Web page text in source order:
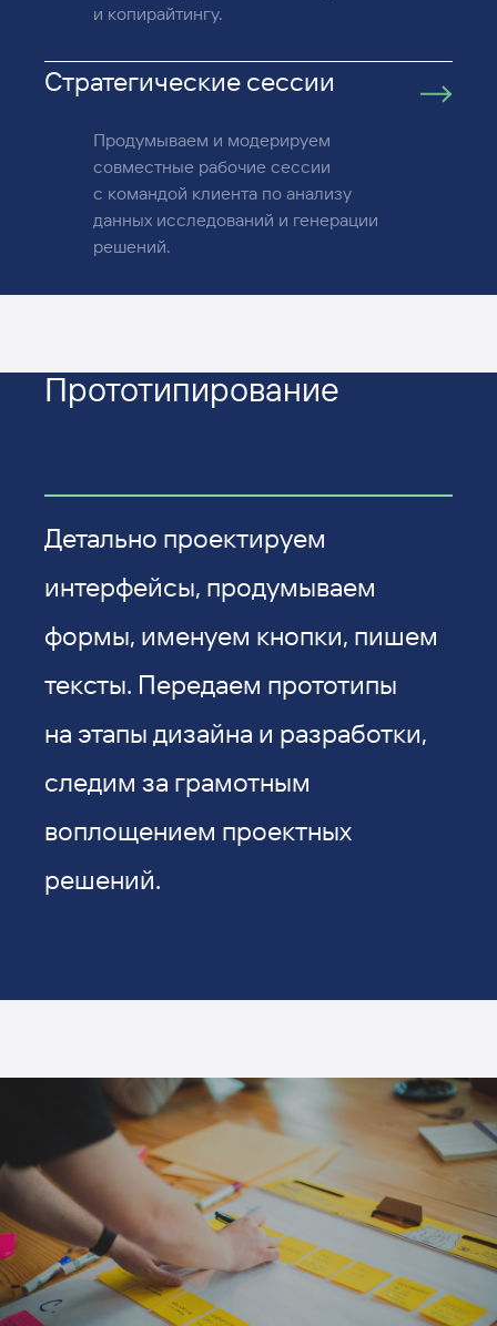
и копирайтингу.
Стратегические сессии
Продумываем и модерируем
совместные рабочие сессии
с командой клиента по анализу
данных исследований и генерации
решений.
Прототи­пирование
Детально проектируем
интерфейсы, продумываем
формы, именуем кнопки, пишем
тексты. Передаем прототипы
на этапы дизайна и разработки,
следим за грамотным
воплощением проектных
решений.